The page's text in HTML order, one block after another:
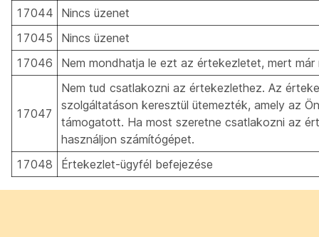
17044
Nincs üzenet
17045
Nincs üzenet
17046
Nem mondhatja le ezt az értekezletet, mert
17047
Nem tud csatlakozni az értekezlethez. Az
szolgáltatáson keresztül ütemezték, amely az
támogatott. Ha most szeretne csatlakozni az
használjon számítógépet.
17048
Értekezlet-ügyfél befejezése